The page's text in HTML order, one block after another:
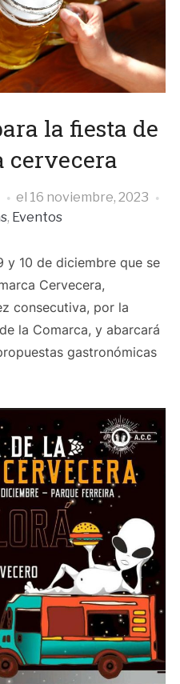
la fiesta de
cervecera
el 16 noviembre, 2023
, Eventos
y 10 de diciembre que se
Cervecera,
consecutiva, por la
la Comarca, y abarcará
gastronómicas